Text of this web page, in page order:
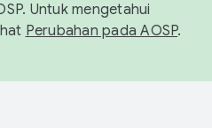
Untuk mengetahui
Perubahan pada AOSP.